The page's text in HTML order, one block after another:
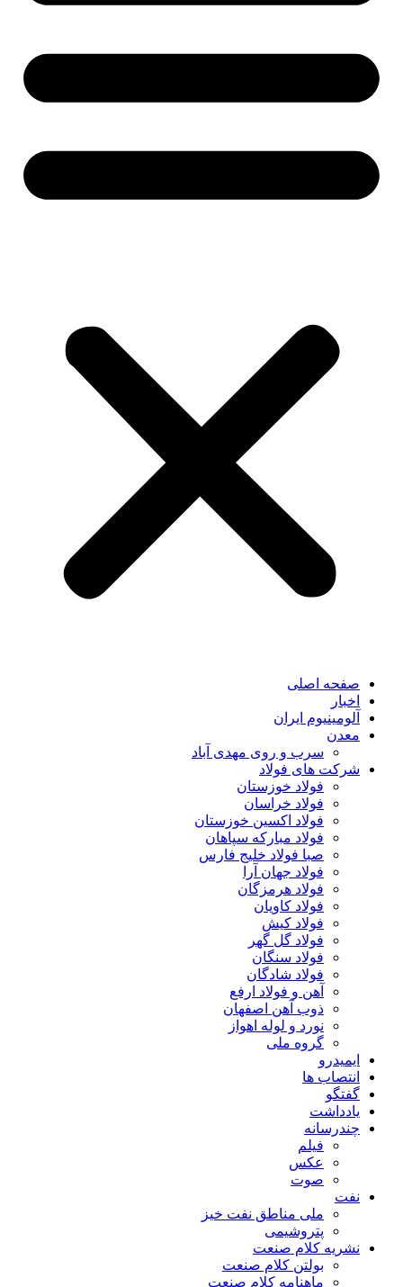
صفحه اصلی
اخبار
آلومینیوم ایران
معدن
سرب و روی مهدی آباد
شرکت های فولاد
فولاد خوزستان
فولاد خراسان
فولاد اکسین خوزستان
فولاد مبارکه سپاهان
صبا فولاد خلیج فارس
فولاد جهان آرا
فولاد هرمزگان
فولاد کاویان
فولاد کیش
فولاد گل گهر
فولاد سنگان
فولاد شادگان
آهن و فولاد ارفع
ذوب آهن اصفهان
نورد و لوله اهواز
گروه ملی
ایمیدرو
انتصاب ها
گفتگو
یادداشت
چندرسانه
فیلم
عکس
صوت
نفت
ملی مناطق نفت خیز
پتروشیمی
نشریه کلام صنعت
بولتن کلام صنعت
ماهنامه کلام صنعت